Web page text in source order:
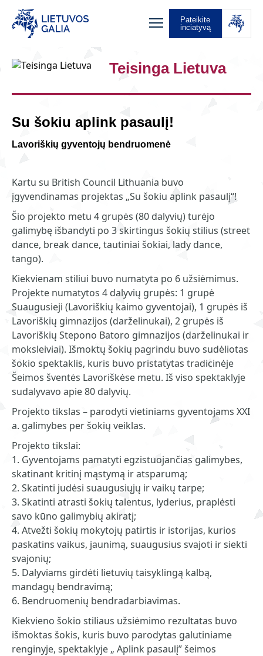
Pateikite
inciatyvą
Teisinga Lietuva
Su šokiu aplink pasaulį!
Lavoriškių gyventojų bendruomenė
Kartu su British Council Lithuania buvo
įgyvendinamas projektas „Su šokiu aplink pasaulį“!
Šio projekto metu 4 grupės (80 dalyvių) turėjo
galimybę išbandyti po 3 skirtingus šokių stilius (street
dance, break dance, tautiniai šokiai, lady dance,
tango).
Kiekvienam stiliui buvo numatyta po 6 užsiėmimus.
Projekte numatytos 4 dalyvių grupės: 1 grupė
Suaugusieji (Lavoriškių kaimo gyventojai), 1 grupės iš
Lavoriškių gimnazijos (darželinukai), 2 grupės iš
Lavoriškių Stepono Batoro gimnazijos (darželinukai ir
moksleiviai). Išmoktų šokių pagrindu buvo sudėliotas
šokio spektaklis, kuris buvo pristatytas tradicinėje
Šeimos šventės Lavoriškėse metu. Iš viso spektaklyje
sudalyvavo apie 80 dalyvių.
Projekto tikslas – parodyti vietiniams gyventojams XXI
a. galimybes per šokių veiklas.
Projekto tikslai:
1. Gyventojams pamatyti egzistuojančias galimybes,
skatinant kritinį mąstymą ir atsparumą;
2. Skatinti judėsi suaugusiųjų ir vaikų tarpe;
3. Skatinti atrasti šokių talentus, lyderius, praplėsti
savo kūno galimybių akiratį;
4. Atvežti šokių mokytojų patirtis ir istorijas, kurios
paskatins vaikus, jaunimą, suaugusius svajoti ir siekti
svajonių;
5. Dalyviams girdėti lietuvių taisyklingą kalbą,
mandagų bendravimą;
6. Bendruomenių bendradarbiavimas.
Kiekvieno šokio stiliaus užsiėmimo rezultatas buvo
išmoktas šokis, kuris buvo parodytas galutiniame
renginyje, spektaklyje „ Aplink pasaulį” šeimos